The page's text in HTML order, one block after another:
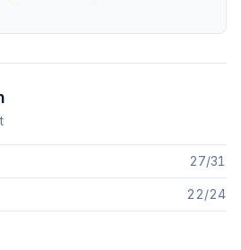
27/31
22/24